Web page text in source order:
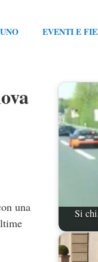
EVENTI E
una
Si